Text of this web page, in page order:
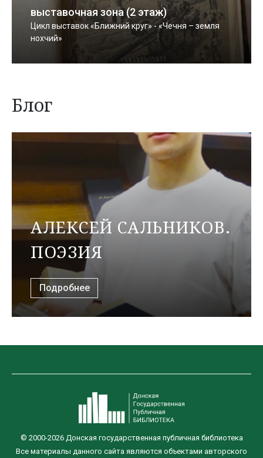
выставочная зона (2 этаж)
Цикл выставок «Ближний круг» - «Чечня – земля
нохчий»
Блог
АЛЕКСЕЙ САЛЬНИКОВ.
ПОЭЗИЯ
Подробнее
© 2000-2026 Донская государственная публичная библиотека
Все материалы данного сайта являются объектами авторского